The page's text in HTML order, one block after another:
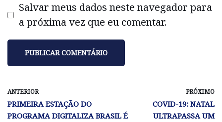
Salvar meus dados neste navegador para
a próxima vez que eu comentar.
ANTERIOR
PRIMEIRA ESTAÇÃO DO
PROGRAMA DIGITALIZA BRASIL É
PRÓXIMO
COVID-19: NATAL
ULTRAPASSA UM